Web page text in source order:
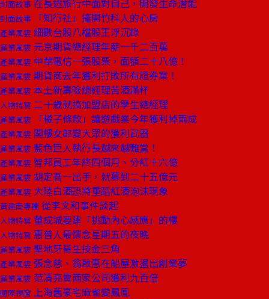
封面故事 在長途旅行中面對自己，開發生命潛能
封面故事 「知行社」撞開竹科人的心房
產業風雲 細數台股八檔股王浮沉錄
產業風雲 元京期貨總經理年薪一千二百萬
產業風雲 中華電信一張股票，面額二十八億！
產業風雲 期貨商去年獲利打敗所有證券業！
產業風雲 本土新壽險總經理苦酒滿杯
人物特寫 二十歲就搞加盟店的學生總經理
產業風雲 「橘子條款」讓遊戲業今年獲利掉兩成
產業風雲 閣樓女郎變大眾的獲利武器
產業風雲 藍色巨人執行長越來越難當！
產業風雲 智邦員工年終四個月、分紅十六億
產業風雲 胡定吾一出手，就募到二十五億元
產業風雲 大陸白酒恐將重蹈紅酒泡沫現象
黃建南專欄 從李文和事件談起
人物特寫 董成城要建「挑動內心感應」的樓
人物特寫 惠普人最懷念星期五的夜晚
產業風雲 聖地牙哥生技金三角
產業風雲 張念慈、翁啟惠在船屋激盪出創業夢
產業風雲 范清亮賣兩家公司獲利九百倍
國際視窗 上海舊豪宅麻雀變鳳凰